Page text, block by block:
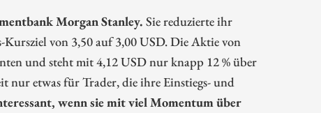
Morgan Stanley. Sie reduzierte ihr
von 3,50 auf 3,00 USD. Die Aktie von
und steht mit 4,12 USD nur knapp 12 % über
nur etwas für Trader, die ihre Einstiegs- und
wenn sie mit viel Momentum über